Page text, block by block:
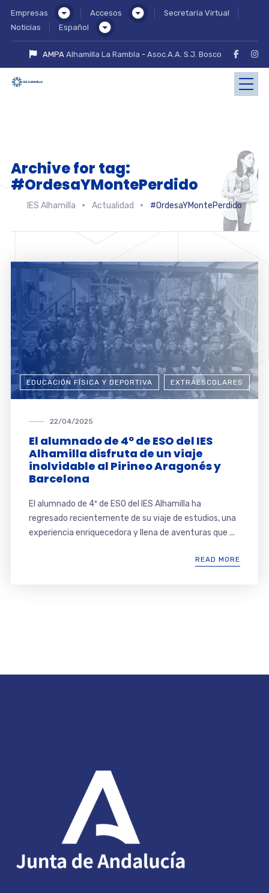
Empresas Accesos
Secretaría Virtual
Noticias
Español
AMPAAlhamilla La Rambla -Asoc.A.A. S.J. Bosco
Archive for tag:
#OrdesaYMontePerdido
IES Alhamilla Actualidad #OrdesaYMontePerdido
EDUCACIÓN FÍSICA Y DEPORTIVA EXTRAESCOLARES
22/04/2025
El alumnado de 4º de ESO del IES
Alhamilla disfruta de un viaje
inolvidable al Pirineo Aragonés y
Barcelona
El alumnado de 4º de ESO del IES Alhamilla ha
regresado recientemente de su viaje de estudios, una
experiencia enriquecedora y llena de aventuras que ...
READ MORE